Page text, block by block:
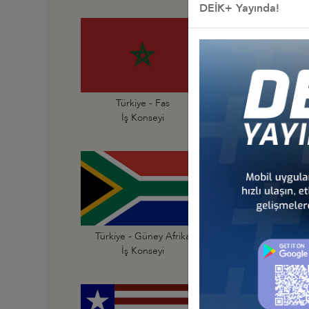
Türkiye - Fas
İş Konseyi
Türkiye - Fildişi
İş Konseyi
Türkiye - Güney Afrika
İş Konseyi
Türkiye - Güney
İş Konseyi
DEİK+ Yayında!